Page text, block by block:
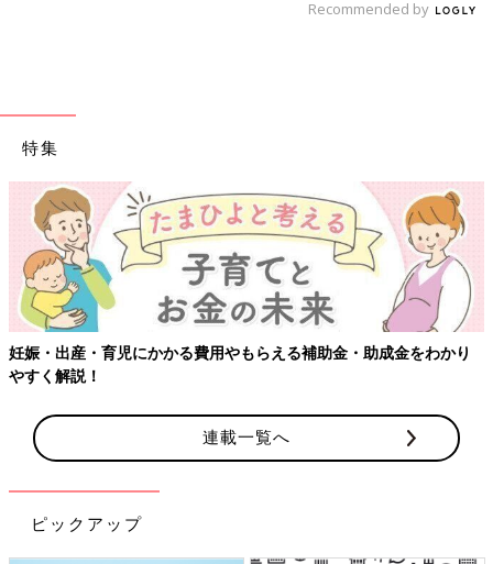
Recommended by
特集
かる費用やもらえる補助金・助成金をわかり 【ワクチン接種でき
連載一覧へ
ピックアップ